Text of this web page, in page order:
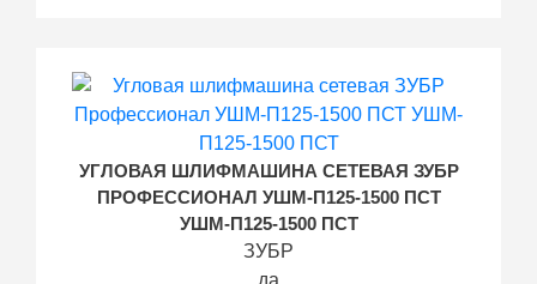
УГЛОВАЯ ШЛИФМАШИНА СЕТЕВАЯ ЗУБР
ПРОФЕССИОНАЛ УШМ-П125-1500 ПСТ
УШМ-П125-1500 ПСТ
ЗУБР
да